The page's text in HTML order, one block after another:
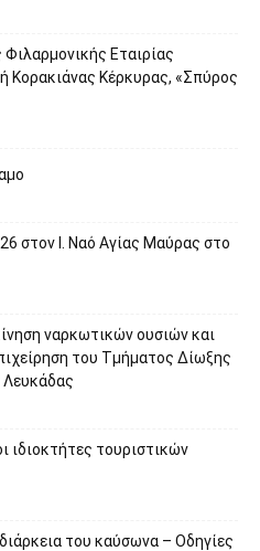
Εταιρίας
Κορακιάνας Κέρκυρας, «Σπύρος
στον Ι. Ναό Αγίας Μαύρας στο
ναρκωτικών ουσιών και
του Τμήματος Δίωξης
Λευκάδας
ιδιοκτήτες τουριστικών
του καύσωνα – Οδηγίες